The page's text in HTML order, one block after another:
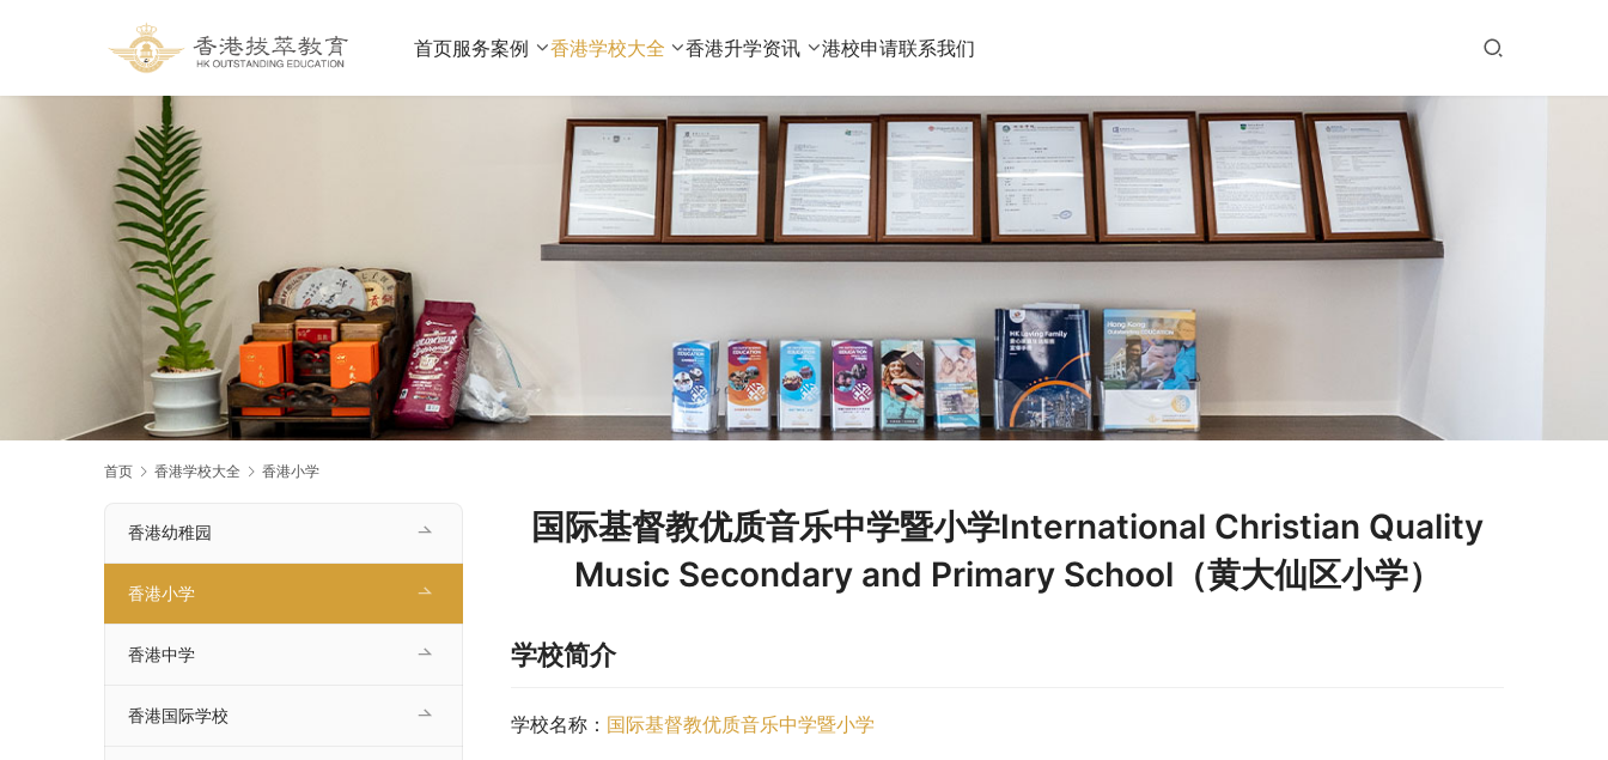
首页服务案例 香港学校大全 香港升学资讯 港校申请联系我们
首页 香港学校大全 香港小学
国际基督教优质音乐中学暨小学International Christian Quality
Music Secondary and Primary School（黄大仙区小学）
学校简介
学校名称： 国际基督教优质音乐中学暨小学
香港幼稚园
香港小学
香港中学
香港国际学校